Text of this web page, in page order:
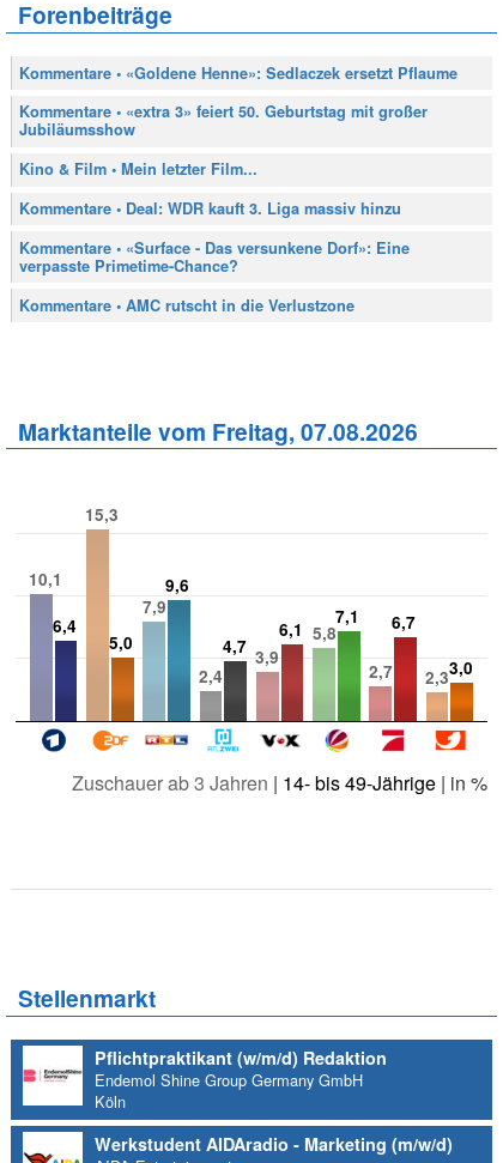
Forenbeiträge
Kommentare • «Goldene Henne»: Sedlaczek ersetzt Pflaume
Kommentare • «extra 3» feiert 50. Geburtstag mit großer
Jubiläumsshow
Kino & Film • Mein letzter Film...
Kommentare • Deal: WDR kauft 3. Liga massiv hinzu
Kommentare • «Surface - Das versunkene Dorf»: Eine
verpasste Primetime-Chance?
Kommentare • AMC rutscht in die Verlustzone
Marktanteile vom Freitag, 07.08.2026
10,1
15,3
7,9
2,4
3,9
5,8
2,7
2,3
6,4
5,0
9,6
4,7
6,1
7,1 6,7
3,0
Zuschauer ab 3 Jahren | 14- bis 49-Jährige| in %
Stellenmarkt
Pflichtpraktikant (w/m/d) Redaktion
Endemol Shine Group Germany GmbH
Köln
Werkstudent AIDAradio - Marketing (m/w/d)